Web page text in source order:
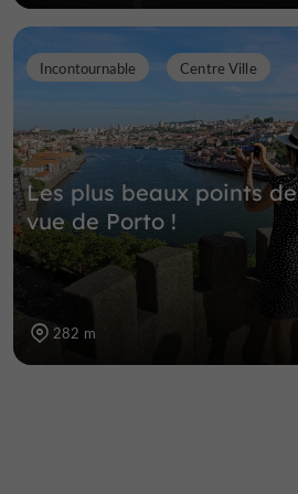
Les plus beaux points de
vue de Porto !
Incontournable Centre Ville
282 m